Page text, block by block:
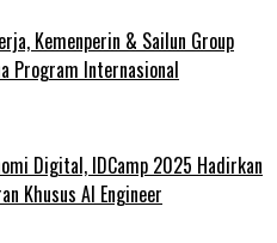
Kemenperin & Sailun Group
Program Internasional
Digital, IDCamp 2025 Hadirkan
Khusus AI Engineer